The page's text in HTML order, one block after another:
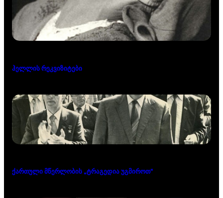
ჰელლის რეკვიზიტები
ქართული მწერლობის „ტრაგედია უგმიროთ“